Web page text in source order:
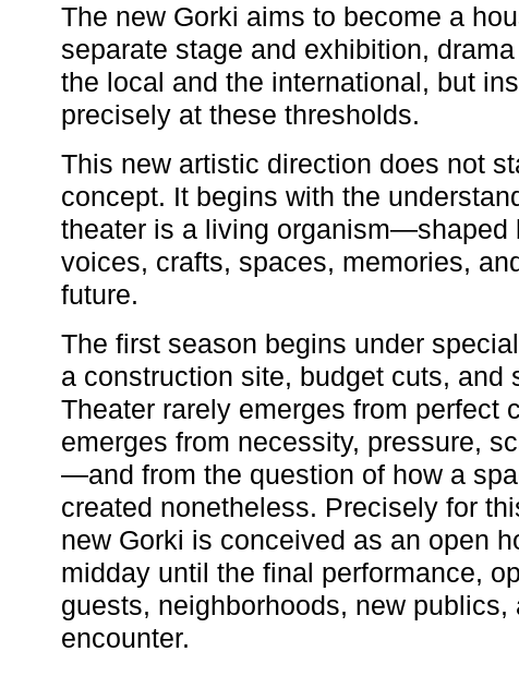
The new Gorki aims to become a
separate stage and exhibition,
the local and the international, but
precisely at these thresholds.
This new artistic direction does not
concept. It begins with the
theater is a living organism—shaped
voices, crafts, spaces, memories,
future.
The first season begins under
a construction site, budget cuts, and
Theater rarely emerges from perfect
emerges from necessity, pressure,
—and from the question of how a
created nonetheless. Precisely for
new Gorki is conceived as an open
midday until the final performance,
guests, neighborhoods, new publics,
encounter.